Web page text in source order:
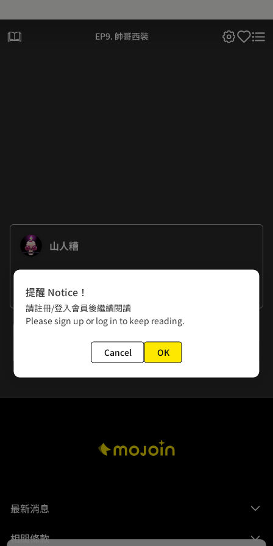
EP9. 帥哥西裝
山人糟
帥是一種氣場
下一話
EP.10 戀愛Holography
最新消息
相關條款
提醒 Notice！
請註冊/登入會員後繼續閱讀
Please sign up or log in to keep reading.
Cancel OK